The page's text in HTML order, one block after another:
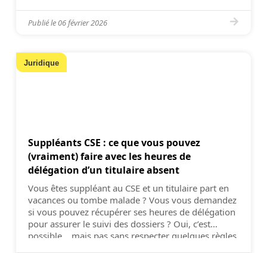
Publié le06 février 2026
Juridique
Suppléants CSE : ce que vous pouvez
(vraiment) faire avec les heures de
délégation d’un titulaire absent
Vous êtes suppléant au CSE et un titulaire part en
vacances ou tombe malade ? Vous vous demandez
si vous pouvez récupérer ses heures de délégation
pour assurer le suivi des dossiers ? Oui, c’est
possible… mais pas sans respecter quelques règles